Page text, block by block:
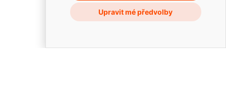
Upravit mé předvolby
Kontakt